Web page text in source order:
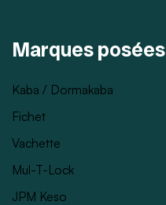
Marques posées
Kaba / Dormakaba
Fichet
Vachette
Mul-T-Lock
JPM Keso